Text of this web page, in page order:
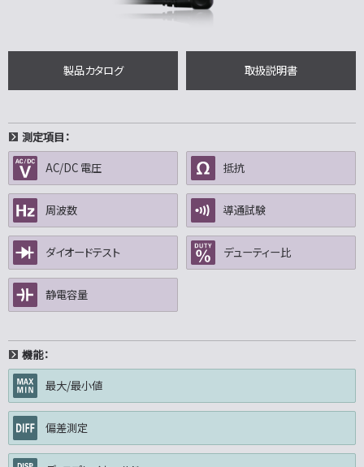
製品カタログ 取扱説明書
測定項目：
AC/DC 電圧
抵抗
周波数 導通試験
ダイオードテスト デューティー比
静電容量
機能：
最大/最小値
偏差測定